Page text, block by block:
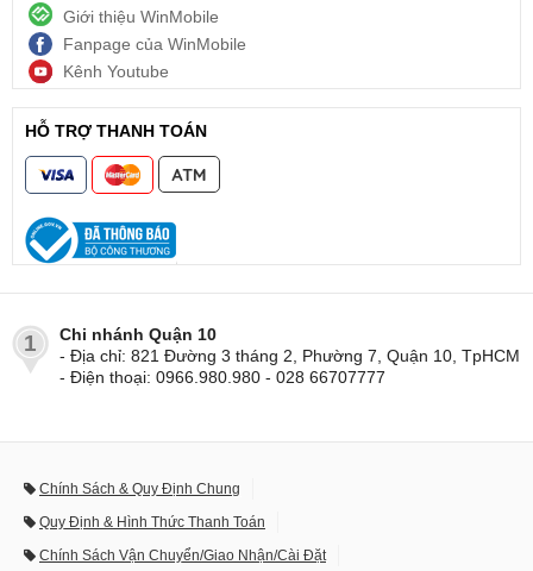
Giới thiệu WinMobile
Fanpage của WinMobile
Kênh Youtube
HỖ TRỢ THANH TOÁN
1
Chi nhánh Quận 10
- Địa chỉ: 821 Đường 3 tháng 2, Phường 7, Quận 10, TpHCM
- Điện thoại: 0966.980.980 - 028 66707777
Chính Sách & Quy Định Chung
Quy Định & Hình Thức Thanh Toán
Chính Sách Vận Chuyển/Giao Nhận/Cài Đặt